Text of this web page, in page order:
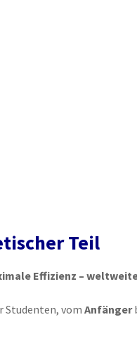
Teil
Effizienz –
Studenten, vom Anfänger